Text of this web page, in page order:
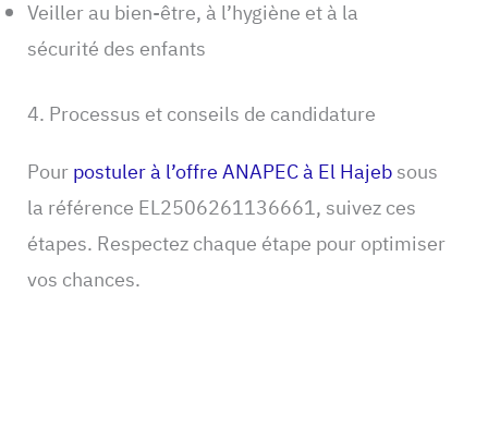
Veiller au bien‑être, à l’hygiène et à la
sécurité des enfants
4. Processus et conseils de candidature
Pourpostuler à l’offre ANAPEC à El Hajebsous
la référence EL2506261136661, suivez ces
étapes. Respectez chaque étape pour optimiser
vos chances.